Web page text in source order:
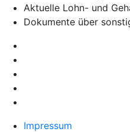
Aktuelle Lohn- und
Dokumente über
Impressum